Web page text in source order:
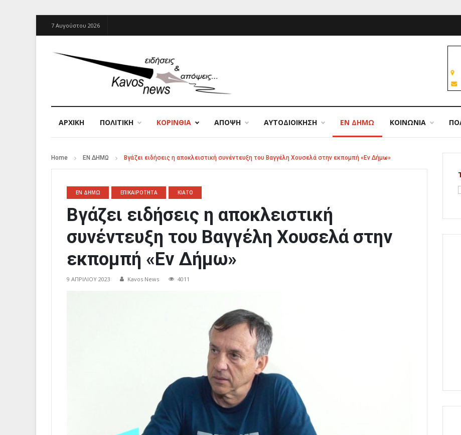
7 Αυγούστου 2026
ΑΡΧΙΚΉ ΠΟΛΙΤΙΚΗ ΚΟΡΙΝΘΙΑ ΑΠΟΨΗ ΑΥΤΟΔΙΟΙΚΗΣΗ ΕΝ ΔΗΜΩ ΚΟΙΝΩΝΙΑ
Home ΕΝ ΔΗΜΩ Βγάζει ειδήσεις η αποκλειστική συνέντευξη του Βαγγέλη Χουσελά στην εκπομπή «Εν Δήμω»
ΕΝ ΔΗΜΩ ΕΠΙΚΑΙΡΟΤΗΤΑ ΚΙΑΤΟ
Βγάζει ειδήσεις η αποκλειστική
συνέντευξη του Βαγγέλη Χουσελά στην
εκπομπή «Εν Δήμω»
9 ΑΠΡΙΛΊΟΥ 2023 Kavos News 4011